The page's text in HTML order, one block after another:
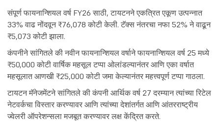
संपूर्ण फायनान्शियल वर्ष FY26 साठी, टायटनने एकत्रित एकूण उत्पन्नात
33% वाढ नोंदवून ₹76,078 कोटी केली. टॅक्स नंतरचा नफा 52% ने वाढून
₹5,073 कोटी झाला.
कंपनीने सांगितले की नवीन फायनान्शियल वर्षाने फायनान्शियल वर्ष 25 मध्ये
₹50,000 कोटी वार्षिक महसूल टप्पा ओलांडल्यानंतर आणि एका वर्षात
महसूलात आणखी ₹25,000 कोटी जमा केल्यानंतर महत्त्वपूर्ण टप्पा गाठला.
टायटन मॅनेजमेंटने सांगितले की कंपनी आर्थिक वर्ष 27 दरम्यान त्यांच्या रिटेल
नेटवर्कचा विस्तार करण्यावर आणि त्यांच्या देशांतर्गत आणि आंतरराष्ट्रीय
ज्वेलरी ऑपरेशन्सला मजबूत करण्यावर लक्ष केंद्रित करते.